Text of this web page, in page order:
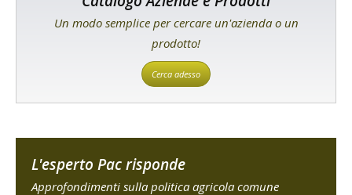
Un modo semplice per cercare un'azienda o un
prodotto!
Cerca adesso
L'esperto Pac risponde
Approfondimenti sulla politica agricola comune